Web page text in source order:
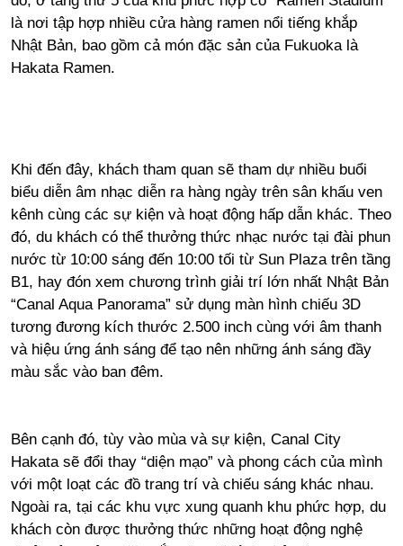
là nơi tập hợp nhiều cửa hàng ramen nổi tiếng khắp
Nhật Bản, bao gồm cả món đặc sản của Fukuoka là
Hakata Ramen.
Khi đến đây, khách tham quan sẽ tham dự nhiều buổi
biểu diễn âm nhạc diễn ra hàng ngày trên sân khấu ven
kênh cùng các sự kiện và hoạt động hấp dẫn khác. Theo
đó, du khách có thể thưởng thức nhạc nước tại đài phun
nước từ 10:00 sáng đến 10:00 tối từ Sun Plaza trên tầng
B1, hay đón xem chương trình giải trí lớn nhất Nhật Bản
“Canal Aqua Panorama” sử dụng màn hình chiếu 3D
tương đương kích thước 2.500 inch cùng với âm thanh
và hiệu ứng ánh sáng để tạo nên những ánh sáng đầy
màu sắc vào ban đêm.
Bên cạnh đó, tùy vào mùa và sự kiện, Canal City
Hakata sẽ đổi thay “diện mạo” và phong cách của mình
với một loạt các đồ trang trí và chiếu sáng khác nhau.
Ngoài ra, tại các khu vực xung quanh khu phức hợp, du
khách còn được thưởng thức những hoạt động nghệ